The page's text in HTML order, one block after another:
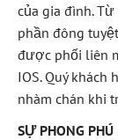
của gia đình.
phần đông
được phối liên
IOS. Quý
nhàm chán khi
SỰ PHONG